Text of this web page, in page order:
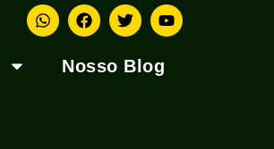
Nosso Blog